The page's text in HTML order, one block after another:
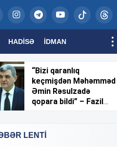
HADISƏ İDMAN
“Bizi qaranlıq
keçmişdən Məhəmməd
Əmin Rəsulzadə
qopara bildi” – Fazil
LENTİ